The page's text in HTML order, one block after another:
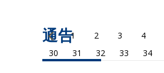
通告
1 2 3 4
30
31 32 33 34